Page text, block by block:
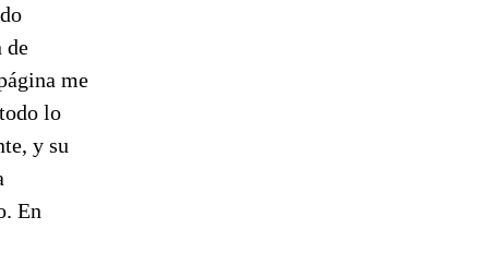
de
me
lo
y su
En